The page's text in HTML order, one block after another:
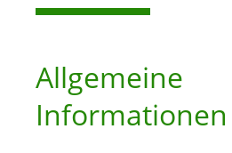
Allgemeine
Informationen